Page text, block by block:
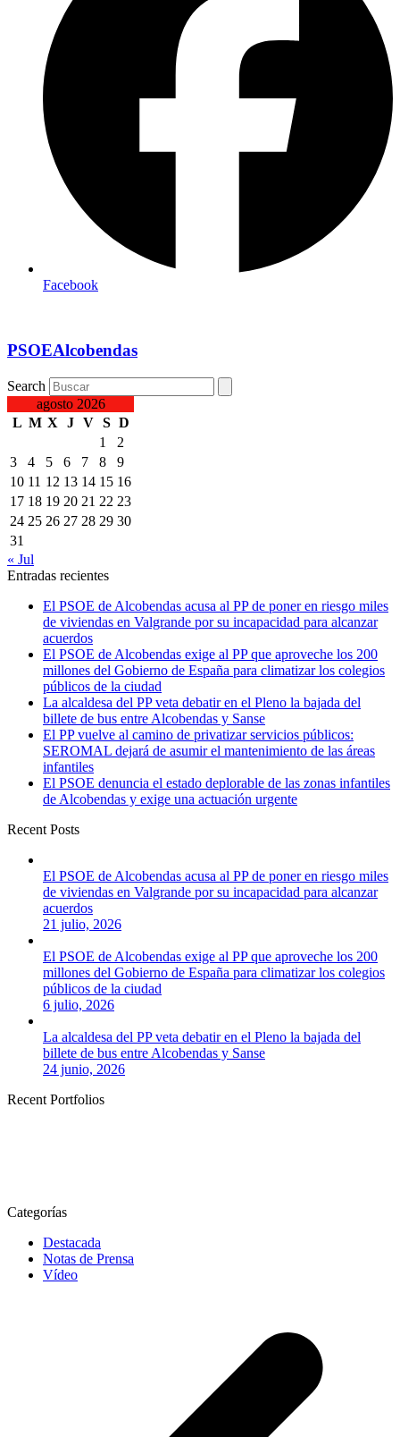
Facebook
PSOEAlcobendas
Search
agosto 2026
L M X J V S D
1
2
3
4 5 6 7 8
9
10 11 12 13 14 15 16
17 18 19 20 21 22 23
24 25 26 27 28 29 30
31
« Jul
Entradas recientes
El PSOE de Alcobendas acusa al PP de poner en riesgo miles
de viviendas en Valgrande por su incapacidad para alcanzar
acuerdos
El PSOE de Alcobendas exige al PP que aproveche los 200
millones del Gobierno de España para climatizar los colegios
públicos de la ciudad
La alcaldesa del PP veta debatir en el Pleno la bajada del
billete de bus entre Alcobendas y Sanse
El PP vuelve al camino de privatizar servicios públicos:
SEROMAL dejará de asumir el mantenimiento de las áreas
infantiles
El PSOE denuncia el estado deplorable de las zonas infantiles
de Alcobendas y exige una actuación urgente
Recent Posts
El PSOE de Alcobendas acusa al PP de poner en riesgo miles
de viviendas en Valgrande por su incapacidad para alcanzar
acuerdos
21 julio, 2026
El PSOE de Alcobendas exige al PP que aproveche los 200
millones del Gobierno de España para climatizar los colegios
públicos de la ciudad
6 julio, 2026
La alcaldesa del PP veta debatir en el Pleno la bajada del
billete de bus entre Alcobendas y Sanse
24 junio, 2026
Recent Portfolios
Categorías
Destacada
Notas de Prensa
Vídeo